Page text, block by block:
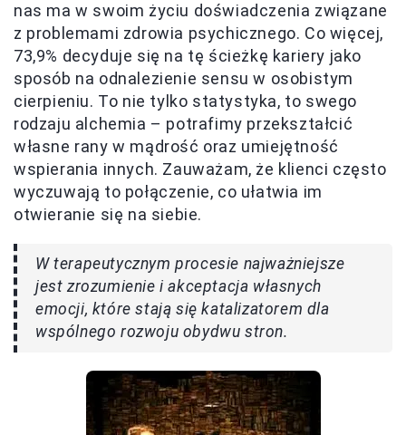
nas ma w swoim życiu doświadczenia związane
z problemami zdrowia psychicznego. Co więcej,
73,9% decyduje się na tę ścieżkę kariery jako
sposób na odnalezienie sensu w osobistym
cierpieniu. To nie tylko statystyka, to swego
rodzaju alchemia – potrafimy przekształcić
własne rany w mądrość oraz umiejętność
wspierania innych. Zauważam, że klienci często
wyczuwają to połączenie, co ułatwia im
otwieranie się na siebie.
W terapeutycznym procesie najważniejsze
jest zrozumienie i akceptacja własnych
emocji, które stają się katalizatorem dla
wspólnego rozwoju obydwu stron.